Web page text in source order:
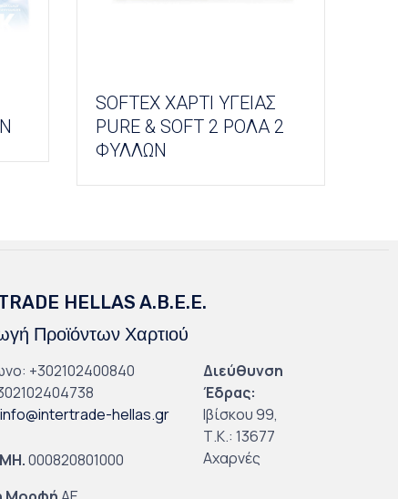
SOFTEX ΧΑΡΤΙ ΥΓΕΙΑΣ
PURE & SOFT 2 ΡΟΛΑ 2
ΦΥΛΛΩΝ
HELLAS A.B.E.E.
Προϊόντων Χαρτιού
+302102400840
info@intertrade-hellas.gr
000820801000
Διεύθυνση
Έδρας:
Ιβίσκου 99,
Τ.Κ.: 13677
Αχαρνές